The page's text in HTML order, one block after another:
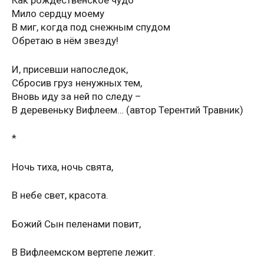
Мило сердцу моему
В миг, когда под снежным спудом
Обретаю в нём звезду!
И, присевши напоследок,
Сбросив груз ненужных тем,
Вновь иду за ней по следу –
В деревеньку Вифлеем… (автор Терентий Травник)
*
Ночь тиха, ночь свята,
В небе свет, красота.
Божий Сын пеленами повит,
В Вифлеемском вертепе лежит.